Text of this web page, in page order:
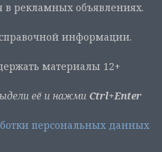
рекламных объявлениях.
информации.
материалы 12+
её и нажми Ctrl+Enter
персональных данных